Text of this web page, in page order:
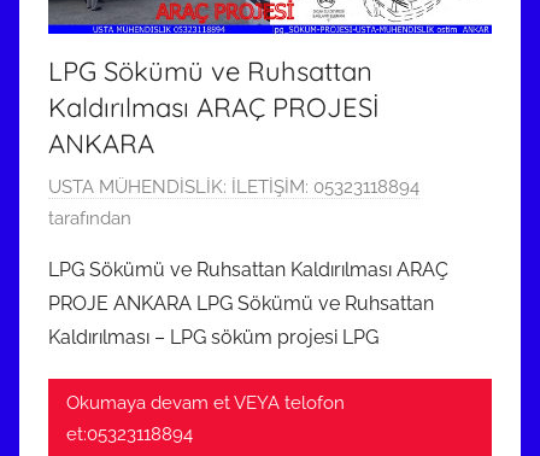
ö
d
e
r
i
l
i
ş
LPG Sökümü ve Ruhsattan
Kaldırılması ARAÇ PROJESİ
ANKARA
1
7
a
r
t
2
USTA MÜHENDİSLİK: İLETİŞİM: 05323118894
tarafından
LPG Sökümü ve Ruhsattan Kaldırılması ARAÇ
PROJE ANKARA LPG Sökümü ve Ruhsattan
Kaldırılması – LPG söküm projesi LPG
Okumaya devam et VEYA telofon
et:05323118894